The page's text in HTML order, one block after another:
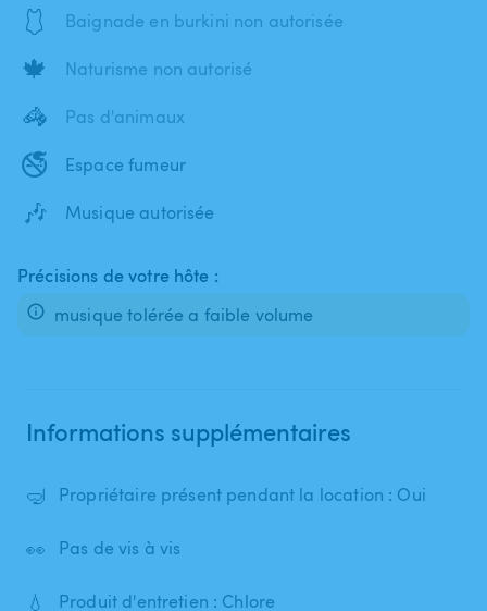
🩱 Baignade en burkini non autorisée
🍁 Naturisme non autorisé
🦓 Pas d'animaux
🚭 Espace fumeur
🎶 Musique autorisée
Précisions de votre hôte :
musique tolérée a faible volume
Informations supplémentaires
🤿 Propriétaire présent pendant la location : Oui
👀 Pas de vis à vis
💧 Produit d'entretien : Chlore